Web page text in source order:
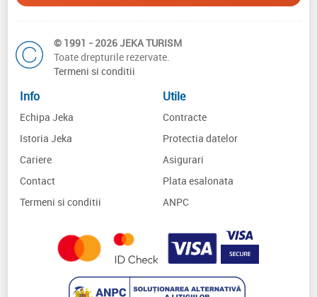
© 1991 - 2026 JEKA TURISM
Toate drepturile rezervate.
Termeni si conditii
Info
Echipa Jeka
Istoria Jeka
Cariere
Contact
Termeni si conditii
Utile
Contracte
Protectia datelor
Asigurari
Plata esalonata
ANPC